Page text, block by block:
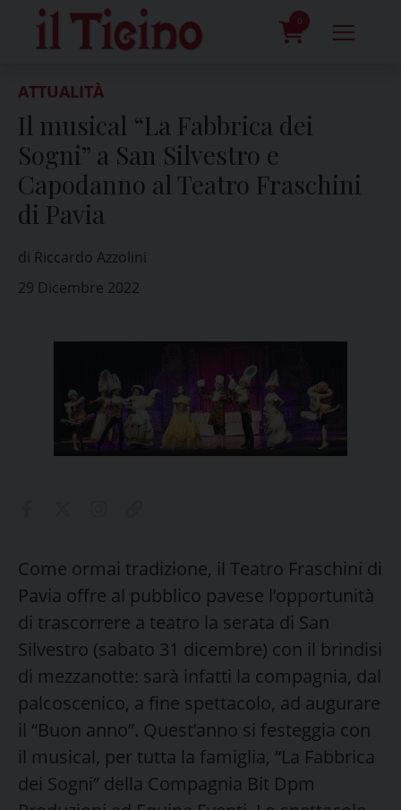
content
0
ATTUALITÀ
Il musical “La Fabbrica dei
Sogni” a San Silvestro e
Capodanno al Teatro Fraschini
di Pavia
di Riccardo Azzolini
29 Dicembre 2022
Come ormai tradizione, il Teatro Fraschini di
Pavia offre al pubblico pavese l’opportunità
di trascorrere a teatro la serata di San
Silvestro (sabato 31 dicembre) con il brindisi
di mezzanotte: sarà infatti la compagnia, dal
palcoscenico, a fine spettacolo, ad augurare
il “Buon anno”. Quest’anno si festeggia con
il musical, per tutta la famiglia, “La Fabbrica
dei Sogni” della Compagnia Bit Dpm